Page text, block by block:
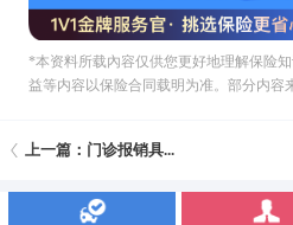
*本资料所载內容仅供您更好地理解保险
益等内容以保险合同载明为准。部分内容
上一篇：门诊报销具...